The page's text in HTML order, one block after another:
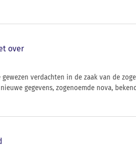
over
verdachten in de zaak van de
gegevens, zogenoemde nova,